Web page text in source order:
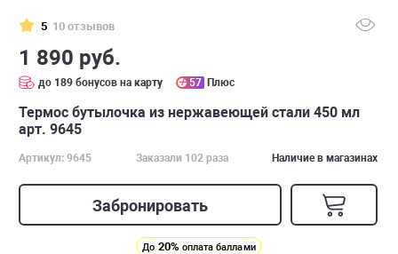
5 10 отзывов
1 890 руб.
до 189 бонусов на карту 57 Плюс
Термос бутылочка из нержавеющей стали 450 мл
арт. 9645
Артикул: 9645 Заказали 102 раза Наличие в магазинах
Забронировать
До 20% оплата баллами